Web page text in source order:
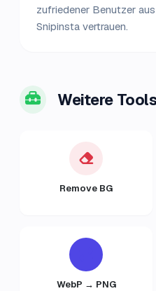
zufriedener Benutzer
Snipinsta vertrauen.
Weitere
Remove BG
WebP → PNG